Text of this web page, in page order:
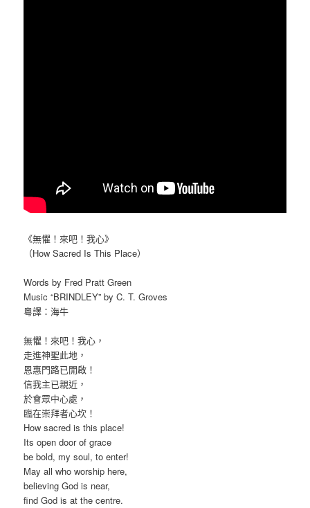
《無懼！來吧！我心》
（How Sacred Is This Place）
Words by Fred Pratt Green
Music “BRINDLEY” by C. T. Groves
粵譯：海牛
無懼！來吧！我心，
走進神聖此地，
恩惠門路已開啟！
信我主已親近，
於會眾中心處，
臨在崇拜者心坎！
How sacred is this place!
Its open door of grace
be bold, my soul, to enter!
May all who worship here,
believing God is near,
find God is at the centre.